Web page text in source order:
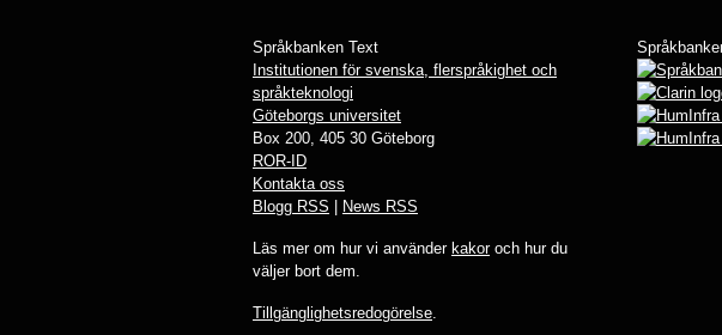
Språkbanken Text
Institutionen för svenska, flerspråkighet och
språkteknologi
Göteborgs universitet
Box 200, 405 30 Göteborg
ROR-ID
Kontakta oss
Blogg RSS
News RSS
Läs mer om hur vi använder kakoroch hur du
väljer bort dem.
Tillgänglighetsredogörelse.